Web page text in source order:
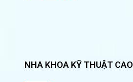
NHA KHOA KỸ THUẬT CAO